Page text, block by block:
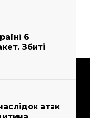
6
Збиті
атак
тебе та